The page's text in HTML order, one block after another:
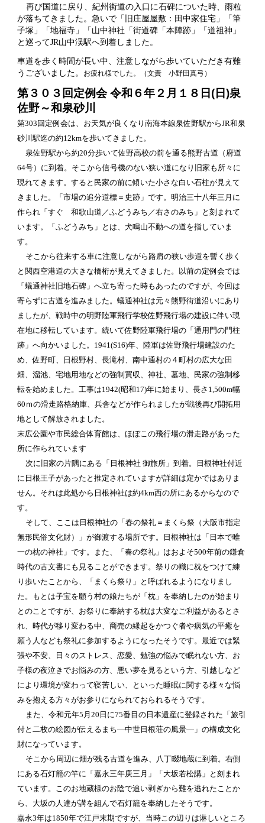
再び国道に戻り、紀州街道の入口に石碑についた時、雨粒
が落ちてきました。急いで「旧庄屋屋敷：田中家住宅」「筆
子塚」「地福寺」「山中神社「街道碑「本陣跡」「道祖神」
と巡ってJR山中渓駅へ到着しました。
車道を歩く時間が長い中、注意しながら歩いていただき有難
うございました。 お疲れ様でした。（文責 小野田真弓）
第３０３回定例会 令和６年２月１８日(日)泉
佐野～和泉砂川
第303回定例会は、お天気が良くなり南海本線泉佐野駅からJR和泉
砂川駅迄の約12kmを歩いてきました。
泉佐野駅から約20分歩いて佐野高校の前を通る熊野古道（府道
64号）に到着。そこから信号機のない狭い道になり旧家も所々に
現れてきます。すると民家の前に傾いた小さな白い石柱が見えて
きました。「市場の追分道標＝史跡」です。明治三十八年三月に
作られ「すぐ 和歌山道／ふどうみち／右さのみち」と刻まれて
います。「ふどうみち」とは、犬鳴山不動への道を指していま
す。
そこから往来する車に注意しながら路肩の狭い歩道を暫く歩く
と関西空港道の大きな橋桁が見えてきました。以前の定例会では
「蟻通神社旧地石碑」へ立ち寄った時もあったのですが、今回は
寄らずに古道を進みました。蟻通神社は元々熊野街道沿いにあり
ましたが、戦時中の明野陸軍飛行学校佐野飛行場の建設に伴い現
在地に移転しています。続いて佐野陸軍飛行場の「通用門の門柱
跡」へ向かいました。1941(S16)年、陸軍は佐野飛行場建設のた
め、佐野町、日根野村、長滝村、南中通村の４町村の広大な田
畑、溜池、宅地用地などの強制買収、神社、墓地、民家の強制移
転を始めました。工事は1942(昭和17)年に始まり、長さ1,500m幅
60ｍの滑走路格納庫、兵舎などが作られましたが戦後再び開拓用
地として解放されました。
末広公園や市民総合体育館は、ほぼこの飛行場の滑走路があった
所に作られています
次に旧家の片隅にある「日根神社 御旅所」到着。日根神社付近
に日根王子があったと推定されていますが詳細は定かではありま
せん。それは此処から日根神社は約4km西の所にあるからなので
す。
そして、ここは日根神社の「春の祭礼＝まくら祭（大阪市指定
無形民俗文化財）」が御渡する場所です。日根神社は「日本で唯
一の枕の神社」です。また、「春の祭礼」はおよそ500年前の鎌倉
時代の古文書にも見ることができます。祭りの幟に枕をつけて練
り歩いたことから、「まくら祭り」と呼ばれるようになりまし
た。もとは子宝を願う村の娘たちが「枕」を奉納したのが始まり
とのことですが、お祭りに奉納する枕は大変なご利益があるとさ
れ、時代が移り変わる中、商売の縁起をかつぐ者や病気の平癒を
願う人なども祭礼に参加するようになったそうです。最近では緊
張や不安、日々のストレス、恋愛、勉強の悩みで眠れない方、お
子様の夜泣きでお悩みの方、悪い夢を見るという方、引越しなど
により環境が変わって寝苦しい、といった睡眠に関する様々な悩
みを抱える方々がお参りになられておられるそうです。
また、令和元年5月20日に75番目の日本遺産に登録された「旅引
付と二枚の絵図が伝えるまち―中世日根荘の風景―」の構成文化
財になっています。
そこから周辺に畑が残る古道を進み、八丁畷地蔵に到着。右側
にある石灯籠の竿に「嘉永三年庚三月」「大坂若松講」と刻まれ
ています。このお地蔵様のお陰で追い剥ぎから難を逃れたことか
ら、大坂の人達が講を組んで石灯籠を奉納したそうです。
嘉永3年は1850年で江戸末期ですが、当時この辺りは淋しいところ